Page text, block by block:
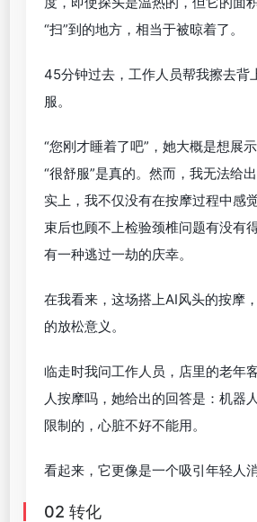
“扫”到的地方，相当于被晾着了。
45分钟过去，工作人员帮我擦去背
服。
“您刚才睡着了吧”，她大概是想展
“很舒服”是真的。然而，我无法给
实上，我不仅没有在按摩过程中感
束后也顾不上检验颈椎问题有没有
有一种逃过一劫的庆幸。
在我看来，这场搭上AI风头的按摩
的放松意义。
临走时我问工作人员，店里的老年
人按摩吗，她给出的回答是：机器
限制的，心脏不好不能用。
看起来，它更像是一个吸引年轻人
02 转化